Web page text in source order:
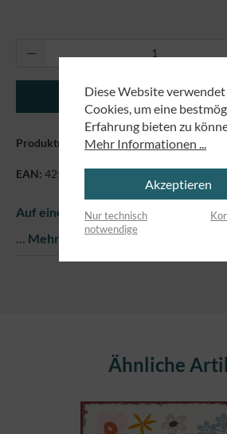
Produkt Anzahl: Gib den
In den Warenkorb
Produktnummer:7182139
EAN: 4250479871182
Auf einem Blick
… Mehr
Produktgalerie überspringen
Ähnliche
Diese Website verwendet
Cookies, um eine
Erfahrung bieten zu
Mehr Informationen ...
Akzeptieren
Nur technisch
notwendige